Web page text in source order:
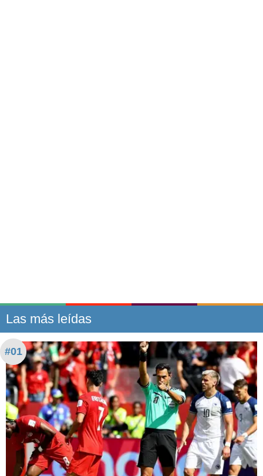
Las más leídas
#01